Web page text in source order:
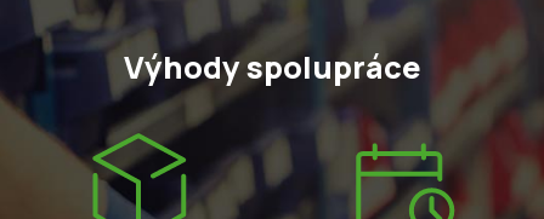
Výhody spolupráce